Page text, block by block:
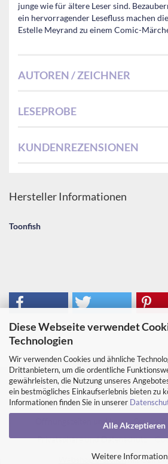
Diese Webseite verwendet
Technologien
Wir verwenden Cookies und ähnliche
Drittanbietern, um die ordentliche
gewährleisten, die Nutzung unseres
ein bestmögliches Einkaufserlebnis bieten zu
Informationen finden Sie in unserer
Alle Akzeptieren
Weitere
junge wie für ältere Leser sind.
ein hervorragender Lesefluss machen
Estelle Meyrand zu einem Comic-
AUTOREN / ZEICHNER
LESEPROBE
KUNDENREZENSIONEN
Hersteller Informationen
Toonfish
Impressum Kontakt
Versand- &
Widerrufsrecht & Muster-
Öffnungszeiten und Lage
Service
Privatsphäre und Datenschutz
Webshop erstellenmit